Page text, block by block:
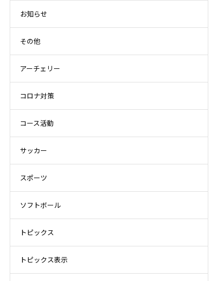
お知らせ
その他
アーチェリー
コロナ対策
コース活動
サッカー
スポーツ
ソフトボール
トピックス
トピックス表示